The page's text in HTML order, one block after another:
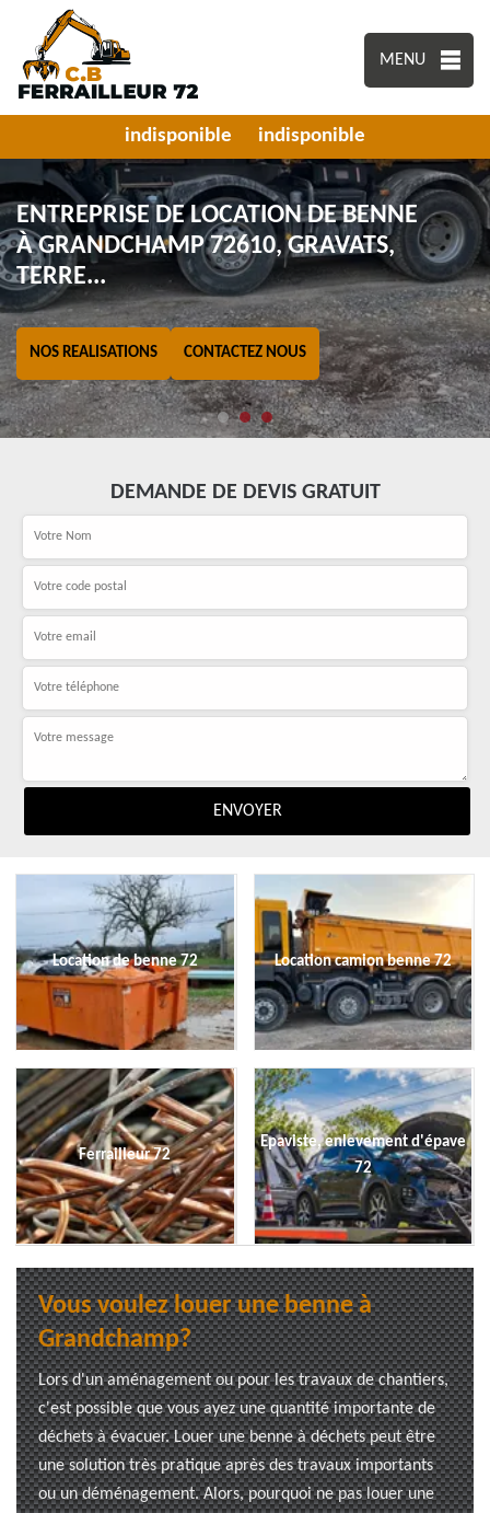
MENU
indisponible indisponible
ENTREPRISE DE LOCATION DE BENNE
À GRANDCHAMP 72610, GRAVATS,
TERRE...
NOS REALISATIONS CONTACTEZ NOUS
DEMANDE DE DEVIS GRATUIT
Location de benne 72 Location camion benne 72
Ferrailleur 72
Epaviste, enlevement d'épave
72
Vous voulez louer une benne à
Grandchamp?
Lors d'un aménagement ou pour les travaux de chantiers,
c'est possible que vous ayez une quantité importante de
déchets à évacuer. Louer une benne à déchets peut être
une solution très pratique après des travaux importants
ou un déménagement. Alors, pourquoi ne pas louer une